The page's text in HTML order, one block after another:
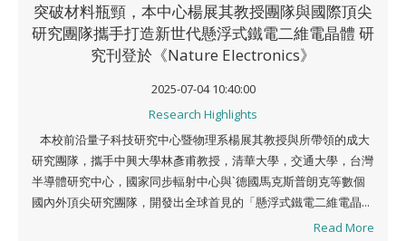
突破材料瓶頸，本中心楊展其教授團隊與國際頂尖
研究團隊攜手打造新世代懸浮式鐵電二維電晶體 研
究刊登於《Nature Electronics》
2025-07-04 10:40:00
Research Highlights
本校前沿量子科技研究中心暨物理系楊展其教授與所帶領的成大
研究團隊，攜手中興大學林彥甫教授，清華大學，交通大學，台灣
半導體研究中心，國家同步輻射中心與`德國馬克斯普朗克等數個
國內外頂尖研究團隊，開發出全球首見的「懸浮式鐵電二維電晶...
Read More